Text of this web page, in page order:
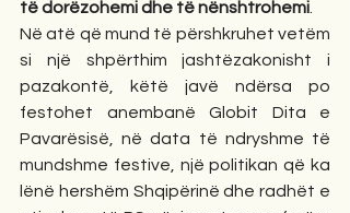
të dorëzohemi dhe të nënshtrohemi
Në atë që mund të përshkruhet vetëm
si një shpërthim jashtëzakonisht i
pazakontë, këtë javë ndërsa po
festohet anembanë Globit Dita e
Pavarësisë, në data të ndryshme të
mundshme festive, një politikan që ka
lënë hershëm Shqipërinë dhe radhët e